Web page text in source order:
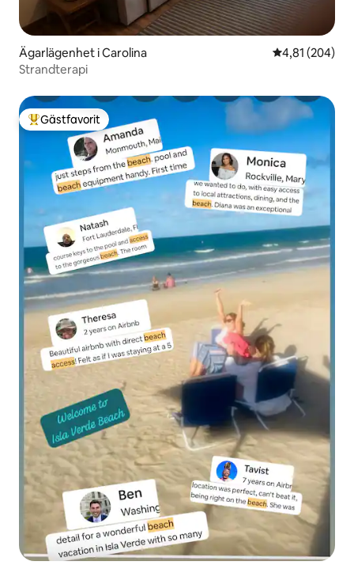
Ägarlägenhet i Carolina 4,81 av 5 i
4,81 (204)
Strandterapi
Populär gästfavorit
Gästfavorit